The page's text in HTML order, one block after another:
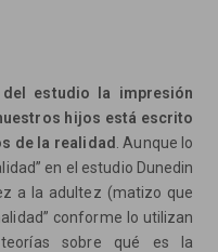
estudio la impresión
hijos está escrito
de la realidad
. Aunque lo
en el estudio Dunedin
a la adultez (matizo que
conforme lo utilizan
sobre qué es la